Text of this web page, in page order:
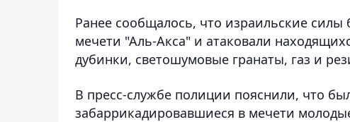
Ранее сообщалось, что израильские
мечети "Аль-Акса" и атаковали
дубинки, светошумовые гранаты, газ и
В пресс-службе полиции пояснили, что
забаррикадировавшиеся в мечети